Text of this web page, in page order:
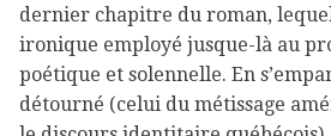
dernier chapitre du roman,
ironique employé jusque-là au
poétique et solennelle. En
détourné (celui du métissage